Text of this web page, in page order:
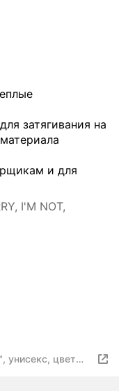
затягивания на
и для
I'M NOT,
унисекс, цвет